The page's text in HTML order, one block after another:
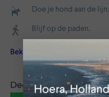
Doe je hond aan de lijn.
Blijf op de paden.
Bekijk alle tips
Deel dit bericht via: